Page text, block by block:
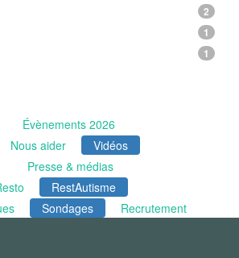
2
1
1
Évènements 2026
Nous aider
Vidéos
Presse & médias
RestAutisme
Sondages Recrutement